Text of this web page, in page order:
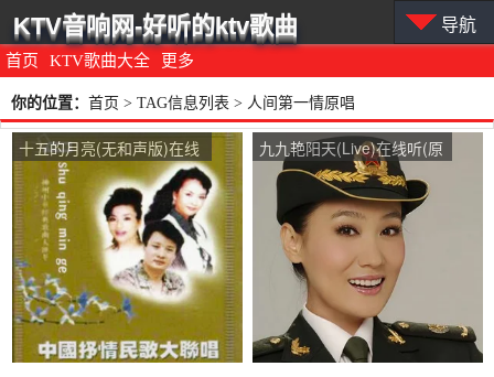
首页 KTV歌曲大全 更多
KTV音响网-好听的ktv歌曲 导航
你的位置： 首页 > TAG信息列表 > 人间第一情原唱
十五的月亮(无和声版)在线
听(原唱是董文华)，黑玫瑰
演唱点播:126次
九九艳阳天(Live)在线听(原
唱是谭晶/阎维文)，玫瑰婆
婆演唱点播:20次